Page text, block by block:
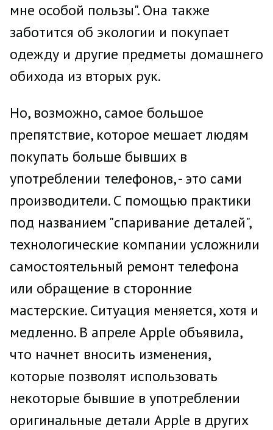
мне особой пользы". Она также
заботится об экологии и покупает
одежду и другие предметы домашнего
обихода из вторых рук.
Но, возможно, самое большое
препятствие, которое мешает людям
покупать больше бывших в
употреблении телефонов, - это сами
производители. С помощью практики
под названием "спаривание деталей",
технологические компании усложнили
самостоятельный ремонт телефона
или обращение в сторонние
мастерские. Ситуация меняется, хотя и
медленно. В апреле Apple объявила,
что начнет вносить изменения,
которые позволят использовать
некоторые бывшие в употреблении
оригинальные детали Apple в других